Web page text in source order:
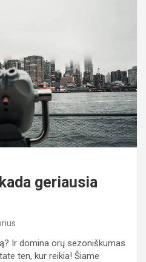
geriausia
Ir domina orų sezoniškumas
ten, kur reikia! Šiame